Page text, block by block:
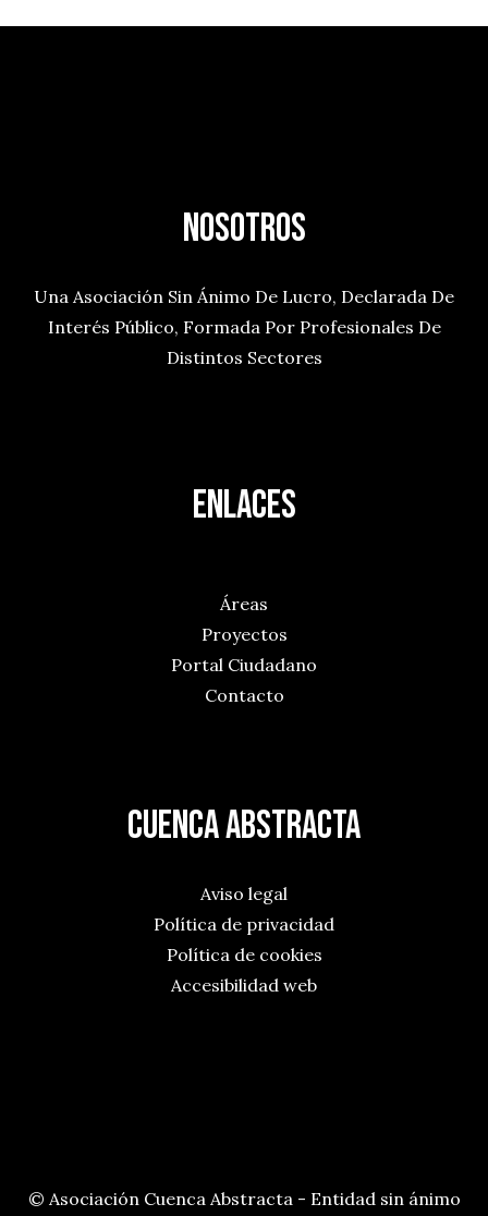
Nosotros
Una Asociación Sin Ánimo De Lucro, Declarada De
Interés Público, Formada Por Profesionales De
Distintos Sectores
ENLACES
Áreas
Proyectos
Portal Ciudadano
Contacto
Cuenca Abstracta
Aviso legal
Política de privacidad
Política de cookies
Accesibilidad web
© Asociación Cuenca Abstracta - Entidad sin ánimo